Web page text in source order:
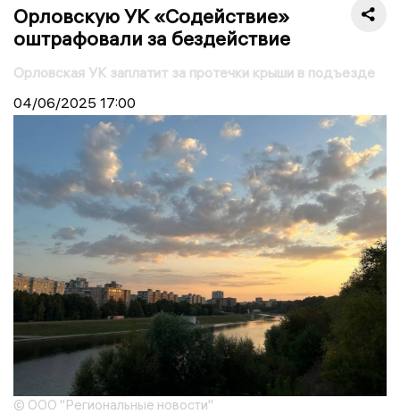
Орловскую УК «Содействие»
оштрафовали за бездействие
Орловская УК заплатит за протечки крыши в подъезде
04/06/2025 17:00
© ООО "Региональные новости"